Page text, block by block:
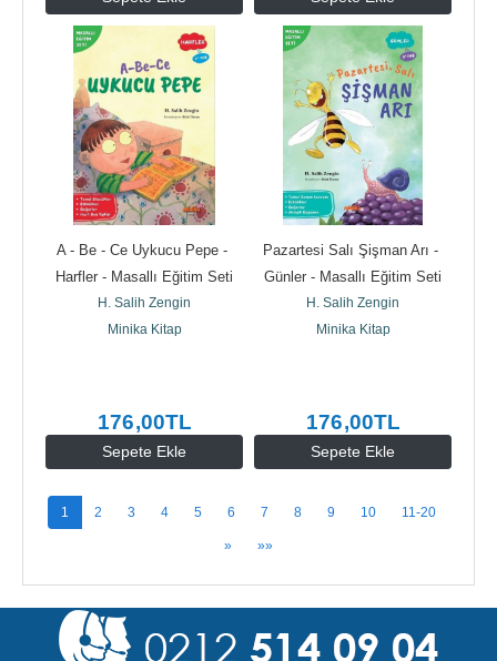
Sepete Ekle
A - Be - Ce Uykucu Pepe -
Harfler - Masallı Eğitim Seti
H. Salih Zengin
Minika Kitap
176,00TL
Sepete Ekle
Pazartesi Salı Şişman Arı -
Günler - Masallı Eğitim Seti
H. Salih Zengin
Minika Kitap
176,00TL
1 2 3 4 5 6 7 8 9 10 11-20
» »»